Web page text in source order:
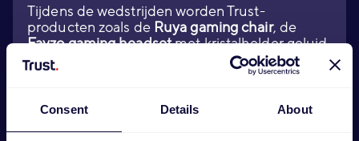
Consent Details About
Tijdens de wedstrijden worden Trust-
producten zoals deRuya gaming chair, de
Fayzo gaming headsetmet kristalhelder geluid
en de stevige
gebruikt.
Met Trust Gaming ben jij als gamer altijd een